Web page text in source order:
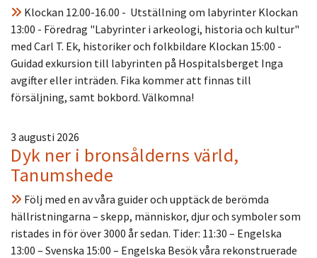
Klockan 12.00-16.00 - Utställning om labyrinter Klockan
13:00 - Föredrag "Labyrinter i arkeologi, historia och kultur"
med Carl T. Ek, historiker och folkbildare Klockan 15:00 -
Guidad exkursion till labyrinten på Hospitalsberget Inga
avgifter eller inträden. Fika kommer att finnas till
försäljning, samt bokbord. Välkomna!
3 augusti 2026
Dyk ner i bronsålderns värld,
Tanumshede
Följ med en av våra guider och upptäck de berömda
hällristningarna – skepp, människor, djur och symboler som
ristades in för över 3000 år sedan. Tider: 11:30 – Engelska
13:00 – Svenska 15:00 – Engelska Besök våra rekonstruerade